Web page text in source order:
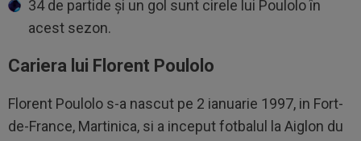
34 de partide și un gol sunt cirele lui Poulolo în
acest sezon.
Cariera lui Florent Poulolo
Florent Poulolo s-a nascut pe 2 ianuarie 1997, in Fort-
de-France, Martinica, si a inceput fotbalul la Aiglon du